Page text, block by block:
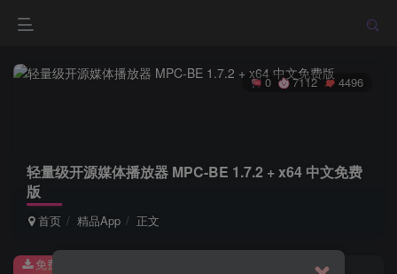
轻量级开源媒体播放器 MPC-BE 1.7.2 + x64 中文免费
版
首页 精品App 正文
0 7112 4496
免费资源